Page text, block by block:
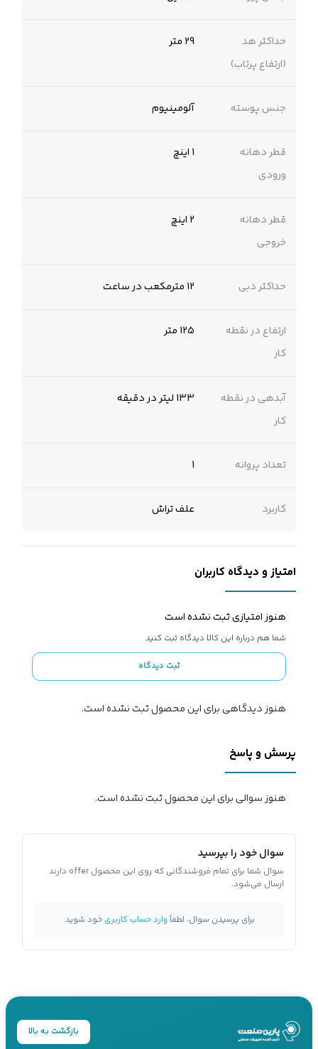
حداکثر هد
(ارتفاع پرتاب)
29 متر
جنس پوسته ‌آلومینیوم‌
قطر دهانه
ورودی
1 اینچ
قطر دهانه
خروجی
2 اینچ
حداکثر دبی 12 مترمکعب در ساعت
ارتفاع در نقطه
کار
125 متر
آبدهی در نقطه
کار
133 لیتر در دقیقه
تعداد پروانه 1
کاربرد علف تراش
امتیاز و دیدگاه کاربران
هنوز امتیازی ثبت نشده است
شما هم درباره این کالا دیدگاه ثبت کنید
ثبت دیدگاه
هنوز دیدگاهی برای این محصول ثبت نشده است.
پرسش و پاسخ
هنوز سوالی برای این محصول ثبت نشده است.
سوال خود را بپرسید
سوال شما برای تمام فروشندگانی که روی این محصول offer دارند
ارسال می‌شود.
برای پرسیدن سوال، لطفاًوارد حساب کاربریخود شوید.
بازگشت به بالا